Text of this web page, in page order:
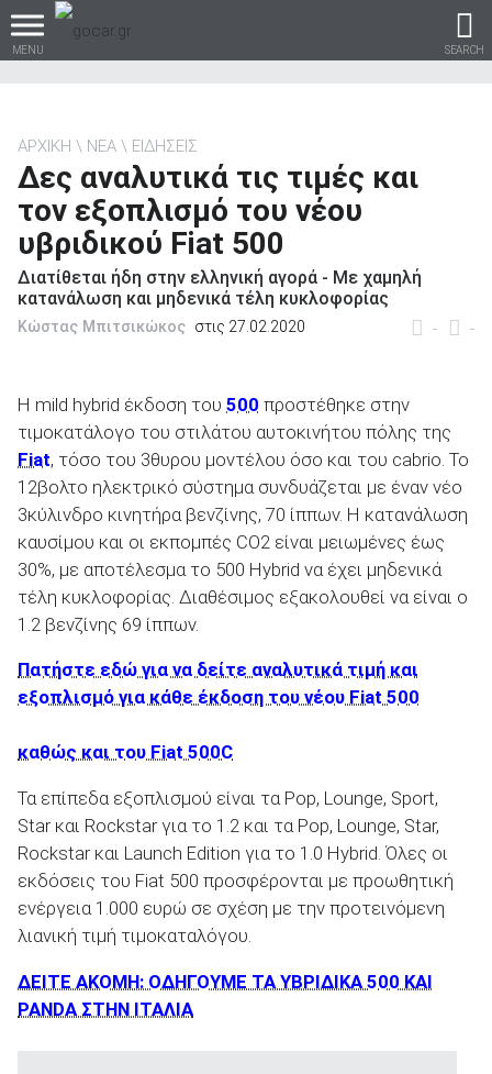
MENU SEARCH
Βρες τα πάντα για το
αυτοκίνητο!
βρες το!
Καινούρια
ΑΝΑΖΗΤΗΣΗ
Μεταχειρισμένα
Επιχειρήσεις
ΑΡΧΙΚΗ ΝΕΑ ΕΙΔΗΣΕΙΣ
Δες αναλυτικά τις τιμές και
τον εξοπλισμό του νέου
υβριδικού Fiat 500
Διατίθεται ήδη στην ελληνική αγορά - Με χαμηλή
κατανάλωση και μηδενικά τέλη κυκλοφορίας
- -
Κώστας Μπιτσικώκος στις 27.02.2020
Η mild hybrid έκδοση του 500 προστέθηκε στην
τιμοκατάλογο του στιλάτου αυτοκινήτου πόλης της
Fiat, τόσο του 3θυρου μοντέλου όσο και του cabrio. Το
12βολτο ηλεκτρικό σύστημα συνδυάζεται με έναν νέο
3κύλινδρο κινητήρα βενζίνης, 70 ίππων. Η κατανάλωση
καυσίμου και οι εκπομπές CO2 είναι μειωμένες έως
30%, με αποτέλεσμα το 500 Hybrid να έχει μηδενικά
τέλη κυκλοφορίας. Διαθέσιμος εξακολουθεί να είναι ο
1.2 βενζίνης 69 ίππων.
Πατήστε εδώ για να δείτε αναλυτικά τιμή και
εξοπλισμό για κάθε έκδοση του νέου Fiat 500
καθώς και του Fiat 500C
Τα επίπεδα εξοπλισμού είναι τα Pop, Lounge, Sport,
Star και Rockstar για το 1.2 και τα Pop, Lounge, Star,
Rockstar και Launch Edition για το 1.0 Hybrid. Όλες οι
εκδόσεις του Fiat 500 προσφέρονται με προωθητική
ενέργεια 1.000 ευρώ σε σχέση με την προτεινόμενη
λιανική τιμή τιμοκαταλόγου.
ΔΕΙΤΕ ΑΚΟΜΗ: ΟΔΗΓΟΥΜΕ ΤΑ ΥΒΡΙΔΙΚΑ 500 ΚΑΙ
PANDA ΣΤΗΝ ΙΤΑΛΙΑ